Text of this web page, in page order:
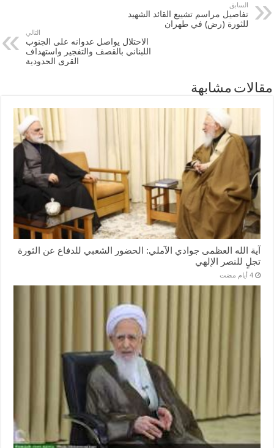
السابق
تفاصيل مراسم تشييع القائد الشهيد
للثورة (رض) في طهران
التالي
الاحتلال يواصل عدوانه على الجنوب
اللبناني بالقصف والتفجير واستهداف
القرى الحدودية
مقالات مشابهة
آية الله العظمى جوادي الآملي: الحضور الشعبي للدفاع عن الثورة
تجلٍ للنصر الإلهي
‏4 أيام مضت